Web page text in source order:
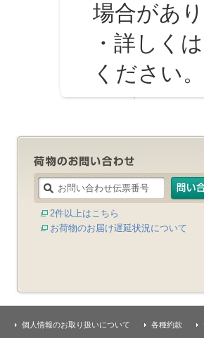
場合があり
・詳しく
ください。
2件以上はこちら
お荷物のお届け遅延状況について
個人情報のお取り扱いについて 各種約款